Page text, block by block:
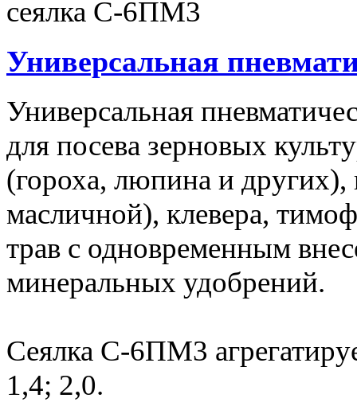
Универсальная
Универсальная
для посева зерновых
(гороха, люпина и других),
масличной), клевера,
трав с одновременным
минеральных удобрений.
Сеялка С-6ПМ3
1,4; 2,0.